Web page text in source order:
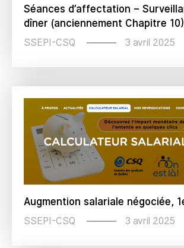
Séances d’affectation –
dîner (anciennement Chapitre 10)
SSEPI-CSQ 3 avril 2025
Augmention salariale négociée,
SSEPI-CSQ 3 avril 2025